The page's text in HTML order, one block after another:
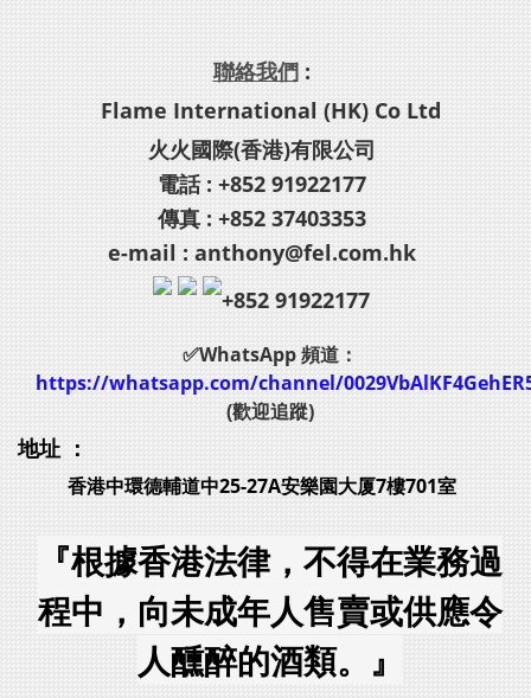
聯絡我們:
Flame International (HK) Co Ltd
火火國際(香港)有限公司
電話 : +852 91922177
傳真 : +852 37403353
e-mail : anthony@fel.com.hk
+852 91922177
✅WhatsApp 頻道：
https://whatsapp.com/channel/
(歡迎追蹤)
地址 ：
香港中環德輔道中25-27A安樂園大厦7樓701室
『根據香港法律，不得在業務過
程中，向未成年人售賣或供應令
人醺醉的酒類。』